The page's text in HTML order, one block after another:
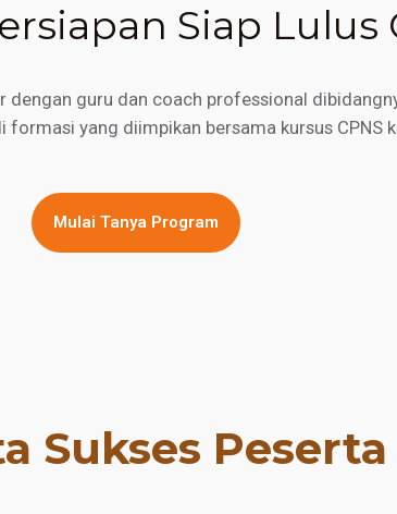
Siap Lulus
guru dan coach professional
formasi yang diimpikan bersama kursus CPNS
Mulai Tanya Program
Sukses Peserta